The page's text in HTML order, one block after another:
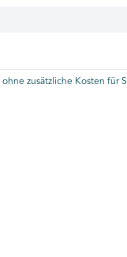
zusätzliche Kosten für